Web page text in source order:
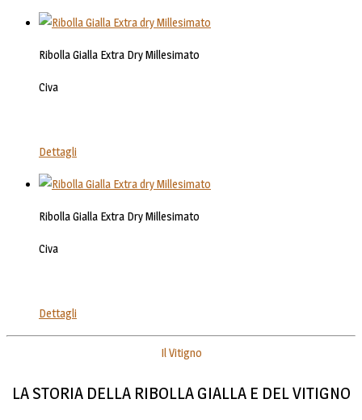
Ribolla Gialla Extra Dry Millesimato
Civa
Dettagli
Ribolla Gialla Extra Dry Millesimato
Civa
Dettagli
Il Vitigno
LA STORIA DELLA RIBOLLA GIALLA E DEL VITIGNO